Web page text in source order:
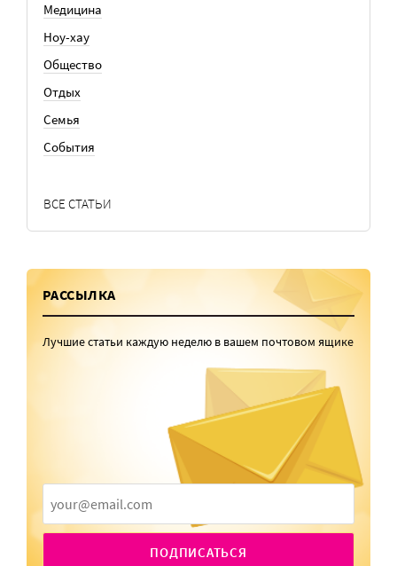
Медицина
Ноу-хау
Общество
Отдых
Семья
События
ВСЕ СТАТЬИ
РАССЫЛКА
Лучшие статьи каждую неделю в вашем почтовом ящике
ПОДПИСАТЬСЯ